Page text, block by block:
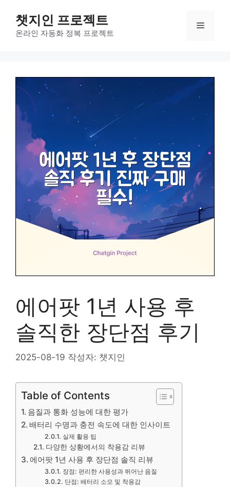
챗지인 프로젝트
온라인 자동화 정복 프로젝트
메
에어팟 1년 사용 후
솔직한 장단점 후기
2025-08-19 작성자: 챗지인
Table of Contents
음질과 통화 성능에 대한 평가
배터리 수명과 충전 속도에 대한 인사이트
실제 활용 팁
다양한 상황에서의 착용감 리뷰
에어팟 1년 사용 후 장단점 솔직 리뷰
장점: 편리한 사용성과 뛰어난 음질
단점: 배터리 소모 및 착용감